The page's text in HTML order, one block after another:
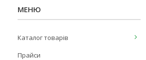
Каталог товарів
Прайси